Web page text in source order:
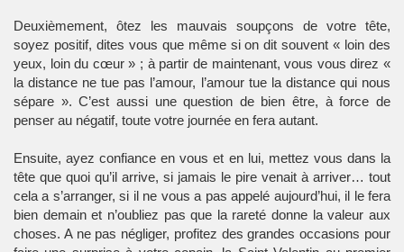
Deuxièmement, ôtez les mauvais soupçons de votre tête,
soyez positif, dites vous que même si on dit souvent « loin des
yeux, loin du cœur » ; à partir de maintenant, vous vous direz «
la distance ne tue pas l’amour, l’amour tue la distance qui nous
sépare ». C’est aussi une question de bien être, à force de
penser au négatif, toute votre journée en fera autant.
Ensuite, ayez confiance en vous et en lui, mettez vous dans la
tête que quoi qu’il arrive, si jamais le pire venait à arriver… tout
cela a s’arranger, si il ne vous a pas appelé aujourd’hui, il le fera
bien demain et n’oubliez pas que la rareté donne la valeur aux
choses. A ne pas négliger, profitez des grandes occasions pour